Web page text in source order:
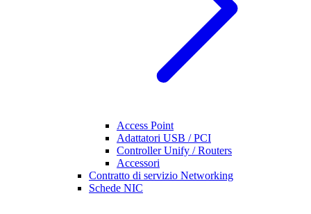
Access Point
Adattatori USB / PCI
Controller Unify / Routers
Accessori
Contratto di servizio Networking
Schede NIC